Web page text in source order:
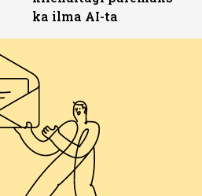
ka ilma AI-ta